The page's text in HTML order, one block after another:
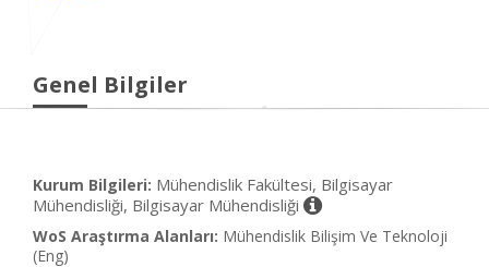
Genel Bilgiler
Kurum Bilgileri: Mühendislik Fakültesi, Bilgisayar
Mühendisliği, Bilgisayar Mühendisliği
WoS Araştırma Alanları: Mühendislik Bilişim Ve Teknoloji
(Eng)